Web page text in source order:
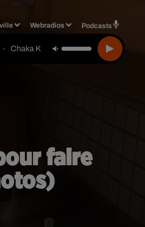
Webradios Podcasts
- Chaka Khan
faire